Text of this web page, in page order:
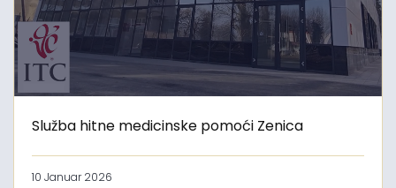
Služba hitne medicinske pomoći Zenica
10 Januar 2026